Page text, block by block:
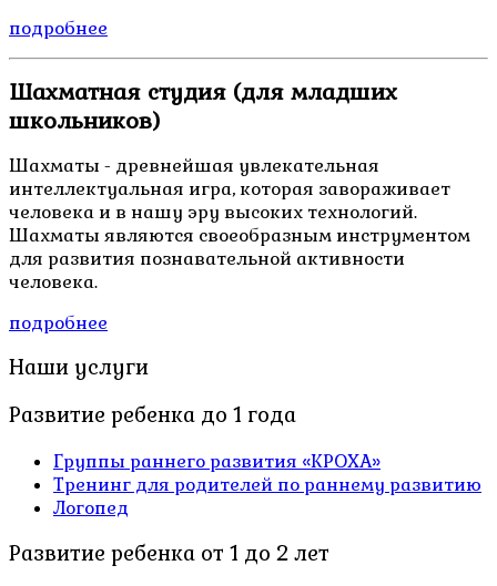
подробнее
Шахматная студия (для младших
школьников)
Шахматы - древнейшая увлекательная
интеллектуальная игра, которая завораживает
человека и в нашу эру высоких технологий.
Шахматы являются своеобразным инструментом
для развития познавательной активности
человека.
подробнее
Наши услуги
Развитие ребенка до 1 года
Группы раннего развития «КРОХА»
Тренинг для родителей по раннему развитию
Логопед
Развитие ребенка от 1 до 2 лет